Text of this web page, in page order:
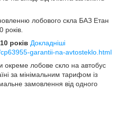
лобового скла БАЗ Етан
років Докладніші
cp63955-garantii-na-avtosteklo.html
лобове скло на автобус
за мінімальним тарифом із
замовлення від одного